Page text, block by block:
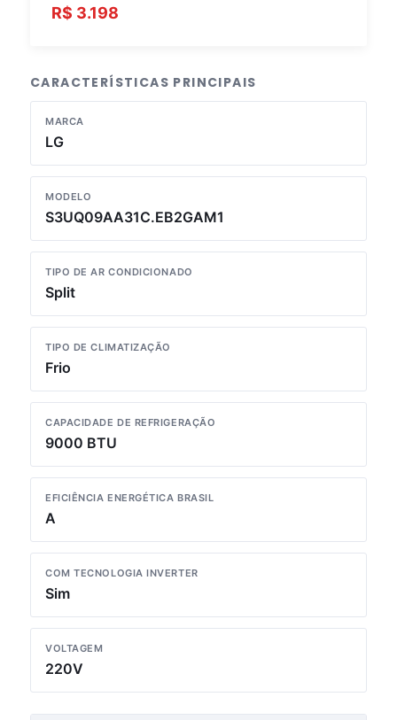
R$ 3.198
CARACTERÍSTICAS PRINCIPAIS
MARCA
LG
MODELO
S3UQ09AA31C.EB2GAM1
TIPO DE AR CONDICIONADO
Split
TIPO DE CLIMATIZAÇÃO
Frio
CAPACIDADE DE REFRIGERAÇÃO
9000 BTU
EFICIÊNCIA ENERGÉTICA BRASIL
A
COM TECNOLOGIA INVERTER
Sim
VOLTAGEM
220V